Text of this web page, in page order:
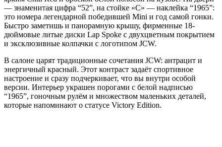
— знаменитая цифра “52”, на стойке «С» — наклейка “1965”:
это номера легендарной победившей Mini и год самой гонки.
Быстро заметишь и панорамную крышу, фирменные 18-
дюймовые литые диски Lap Spoke с двухцветным покрытием
и эксклюзивные колпачки с логотипом JCW.
В салоне царят традиционные сочетания JCW: антрацит и
энергичный красный. Этот контраст задаёт спортивное
настроение и сразу подчеркивает, что вы внутри особой
версии. Интерьер украшен порогами с белой надписью
“1965”, гоночным рулём и множеством маленьких деталей,
которые напоминают о статусе Victory Edition.